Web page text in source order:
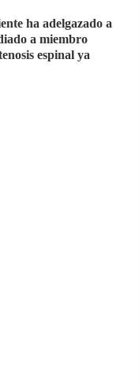
ha adelgazado a
a miembro
espinal ya